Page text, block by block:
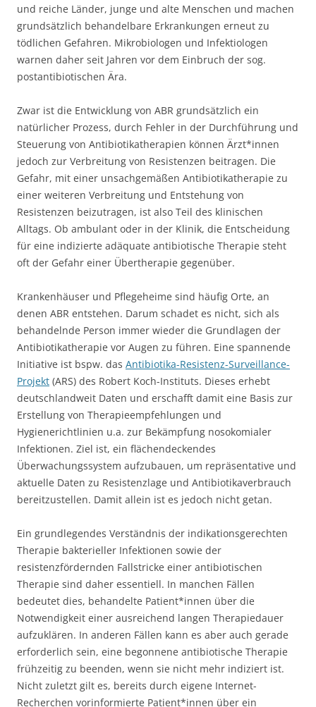
und reiche Länder, junge und alte Menschen und machen
grundsätzlich behandelbare Erkrankungen erneut zu
tödlichen Gefahren. Mikrobiologen und Infektiologen
warnen daher seit Jahren vor dem Einbruch der sog.
postantibiotischen Ära.
Zwar ist die Entwicklung von ABR grundsätzlich ein
natürlicher Prozess, durch Fehler in der Durchführung und
Steuerung von Antibiotikatherapien können Ärzt*innen
jedoch zur Verbreitung von Resistenzen beitragen. Die
Gefahr, mit einer unsachgemäßen Antibiotikatherapie zu
einer weiteren Verbreitung und Entstehung von
Resistenzen beizutragen, ist also Teil des klinischen
Alltags. Ob ambulant oder in der Klinik, die Entscheidung
für eine indizierte adäquate antibiotische Therapie steht
oft der Gefahr einer Übertherapie gegenüber.
Krankenhäuser und Pflegeheime sind häufig Orte, an
denen ABR entstehen. Darum schadet es nicht, sich als
behandelnde Person immer wieder die Grundlagen der
Antibiotikatherapie vor Augen zu führen. Eine spannende
Initiative ist bspw. das Antibiotika-Resistenz-Surveillance-
Projekt (ARS) des Robert Koch-Instituts. Dieses erhebt
deutschlandweit Daten und erschafft damit eine Basis zur
Erstellung von Therapieempfehlungen und
Hygienerichtlinien u.a. zur Bekämpfung nosokomialer
Infektionen. Ziel ist, ein flächendeckendes
Überwachungssystem aufzubauen, um repräsentative und
aktuelle Daten zu Resistenzlage und Antibiotikaverbrauch
bereitzustellen. Damit allein ist es jedoch nicht getan.
Ein grundlegendes Verständnis der indikationsgerechten
Therapie bakterieller Infektionen sowie der
resistenzfördernden Fallstricke einer antibiotischen
Therapie sind daher essentiell. In manchen Fällen
bedeutet dies, behandelte Patient*innen über die
Notwendigkeit einer ausreichend langen Therapiedauer
aufzuklären. In anderen Fällen kann es aber auch gerade
erforderlich sein, eine begonnene antibiotische Therapie
frühzeitig zu beenden, wenn sie nicht mehr indiziert ist.
Nicht zuletzt gilt es, bereits durch eigene Internet-
Recherchen vorinformierte Patient*innen über ein